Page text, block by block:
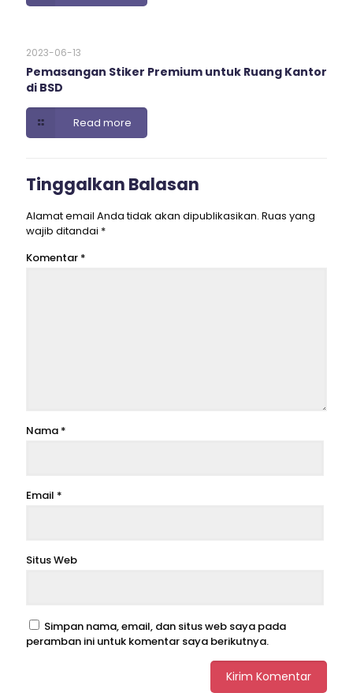
2023-06-13
Pemasangan Stiker Premium untuk Ruang Kantor
di BSD
Read more
Tinggalkan Balasan
Alamat email Anda tidak akan dipublikasikan. Ruas yang
wajib ditandai *
Komentar *
Nama *
Email *
Situs Web
Simpan nama, email, dan situs web saya pada
peramban ini untuk komentar saya berikutnya.